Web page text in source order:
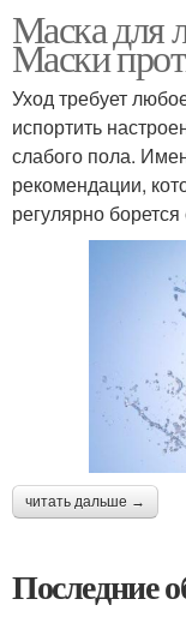
Маска для
Маски
Уход требует
испортить
слабого пола.
рекомендации,
регулярно
читать дальше →
Последние